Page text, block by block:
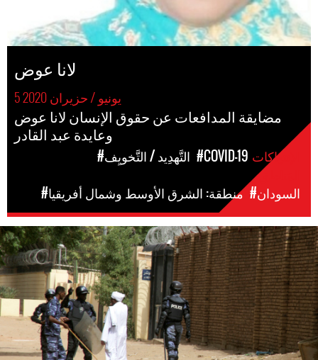
لانا عوض
5 يونيو / حزيران 2020
مضايقة المدافعات عن حقوق الإنسان لانا عوض
وعايدة عبد القادر
#التَّهدِيد / التَّخويِف #COVID-19
#منطقة: الشرق الأوسط وشمال أفريقيا
#السودان
#Sudan-
general-
context.jpg